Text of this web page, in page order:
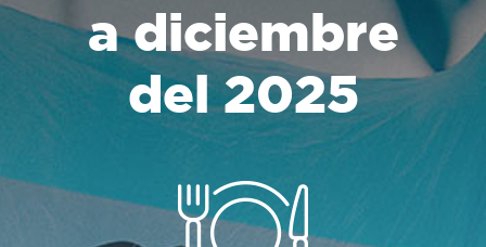
a diciembre
del 2025